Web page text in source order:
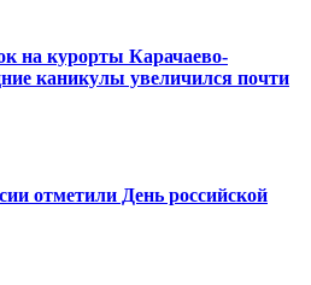
на курорты Карачаево-
каникулы увеличился почти
отметили День российской